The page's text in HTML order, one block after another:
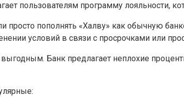
пользователям программу лояльности,
просто пополнять «Халву» как обычную
условий в связи с просрочками или
Банк предлагает неплохие